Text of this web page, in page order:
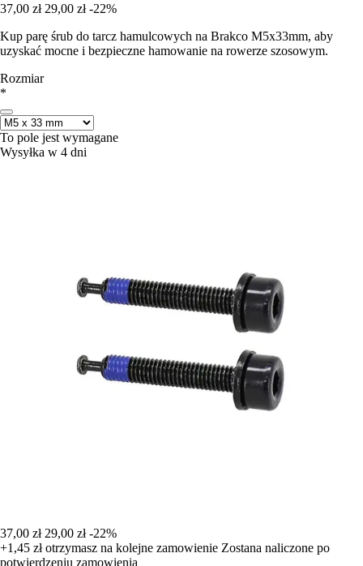
37,00 zł 29,00 zł -22%
Kup parę śrub do tarcz hamulcowych na Brakco M5x33mm, aby
uzyskać mocne i bezpieczne hamowanie na rowerze szosowym.
Rozmiar
*
To pole jest wymagane
Wysyłka w 4 dni
37,00 zł 29,00 zł -22%
+1,45 złotrzymasz na kolejne zamowienie Zostana naliczone po
potwierdzeniu zamowienia